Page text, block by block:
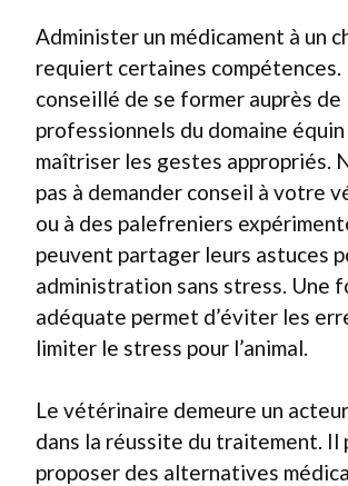
Administer un médicament à un
requiert certaines compétences.
conseillé de se former auprès de
professionnels du domaine
maîtriser les gestes appropriés.
pas à demander conseil à votre
ou à des palefreniers
peuvent partager leurs astuces
administration sans stress. Une
adéquate permet d’éviter les
limiter le stress pour l’animal.
Le vétérinaire demeure un
dans la réussite du traitement. Il
proposer des alternatives